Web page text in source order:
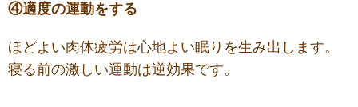
④適度の運動をする
ほどよい肉体疲労は心地よい眠りを生み出します。
寝る前の激しい運動は逆効果です。